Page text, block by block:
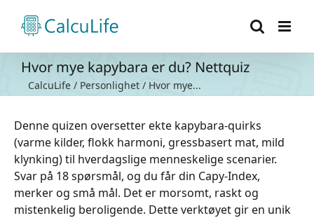
content
Hvor mye kapybara er du? Nettquiz
CalcuLife / Personlighet / Hvor mye...
Denne quizen oversetter ekte kapybara-quirks
(varme kilder, flokk harmoni, gressbasert mat, mild
klynking) til hverdagslige menneskelige scenarier.
Svar på 18 spørsmål, og du får din Capy-Index,
merker og små mål. Det er morsomt, raskt og
mistenkelig beroligende. Dette verktøyet gir en unik